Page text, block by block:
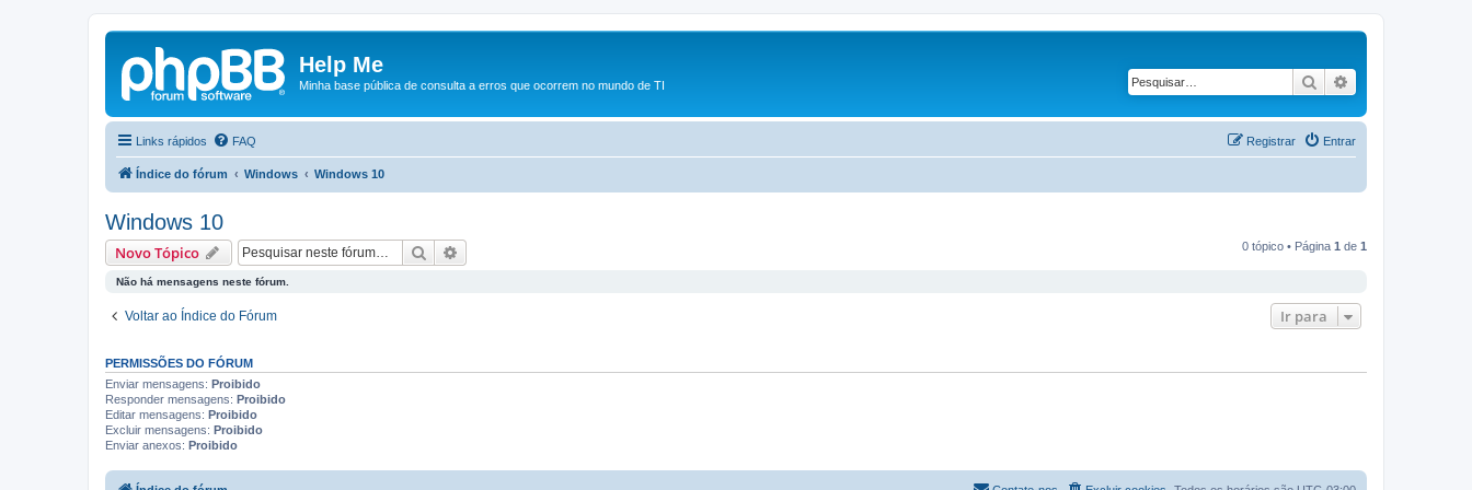
Help Me
Minha base pública de consulta a erros que ocorrem no mundo de TI Pesquisar
Links rápidos FAQ Entrar
Registrar
Índice do fórum Windows Windows 10
Windows 10
Novo Tópico Pesquisar 0 tópico • Página 1 de 1
Não há mensagens neste fórum.
Voltar ao Índice do Fórum Ir para
PERMISSÕES DO FÓRUM
Enviar mensagens: Proibido
Responder mensagens: Proibido
Editar mensagens: Proibido
Excluir mensagens: Proibido
Enviar anexos: Proibido